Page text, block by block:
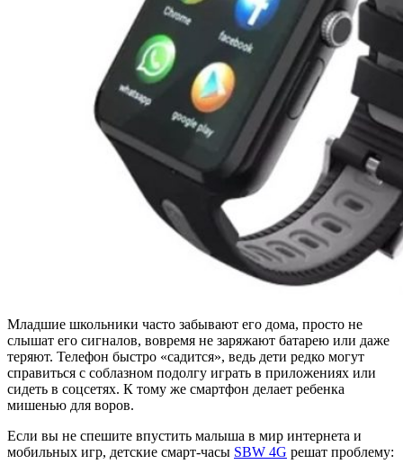
Младшие школьники часто забывают его дома, просто не
слышат его сигналов, вовремя не заряжают батарею или даже
теряют. Телефон быстро «садится», ведь дети редко могут
справиться с соблазном подолгу играть в приложениях или
сидеть в соцсетях. К тому же смартфон делает ребенка
мишенью для воров.
Если вы не спешите впустить малыша в мир интернета и
мобильных игр, детские смарт-часы SBW 4G решат проблему: